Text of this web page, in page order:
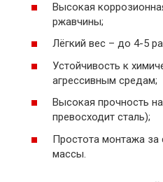
Высокая
ржавчины;
Лёгкий вес – до 4-5
Устойчивость к
агрессивным средам;
Высокая прочность
превосходит сталь);
Простота монтажа за
массы.